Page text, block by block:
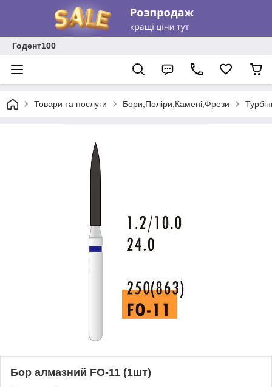
Годент100
Товари та послуги Бори,Поліри,Камені,Фрези
Бор алмазний FO-11 (1шт)